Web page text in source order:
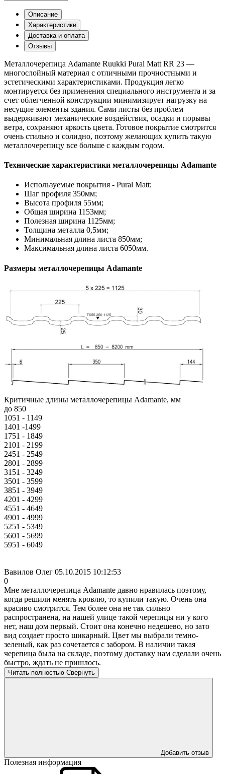
Описание
Характеристики
Доставка и оплата
Отзывы
Металлочерепица Adamante Ruukki Pural Matt RR 23 —
многослойный материал с отличными прочностными и
эстетическими характеристиками. Продукция легко
монтируется без применения специального инструмента и за
счет облегченной конструкции минимизирует нагрузку на
несущие элементы здания. Сами листы без проблем
выдерживают механические воздействия, осадки и порывы
ветра, сохраняют яркость цвета. Готовое покрытие смотрится
очень стильно и солидно, поэтому желающих купить такую
металлочерепицу все больше с каждым годом.
Технические характеристики металлочерепицы Adamante
Используемые покрытия - Pural Matt;
Шаг профиля 350мм;
Высота профиля 55мм;
Общая ширина 1153мм;
Полезная ширина 1125мм;
Толщина металла 0,5мм;
Минимальная длина листа 850мм;
Максимальная длина листа 6050мм.
Размеры металлочерепицы Adamante
Критичные длины металлочерепицы Adamante, мм
до 850
1051 - 1149
1401 -1499
1751 - 1849
2101 - 2199
2451 - 2549
2801 - 2899
3151 - 3249
3501 - 3599
3851 - 3949
4201 - 4299
4551 - 4649
4901 - 4999
5251 - 5349
5601 - 5699
5951 - 6049
Вавилов Олег 05.10.2015 10:12:53
0
Мне металлочерепица Adamante давно нравилась поэтому,
когда решили менять кровлю, то купили такую. Очень она
красиво смотрится. Тем более она не так сильно
распространена, на нашей улице такой черепицы ни у кого
нет, наш дом первый. Стоит она конечно недешево, но зато
вид создает просто шикарный. Цвет мы выбрали темно-
зеленый, как раз сочетается с забором. В наличии такая
черепица была на складе, поэтому доставку нам сделали очень
быстро, ждать не пришлось.
Читать полностью Свернуть
Добавить отзыв
Полезная информация